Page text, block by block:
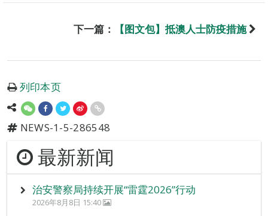
下一篇： 【图文包】抵澳人士防疫措施
列印本页
NEWS-1-5-286548
最新新闻
治安警察局持续开展“雷霆2026”行动
2026年8月8日 15:40